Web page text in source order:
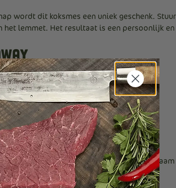
wordt dit koksmes een uniek geschenk.
lemmet. Het resultaat is een persoonlijk
van Ons geef je een compleet en duurzaam